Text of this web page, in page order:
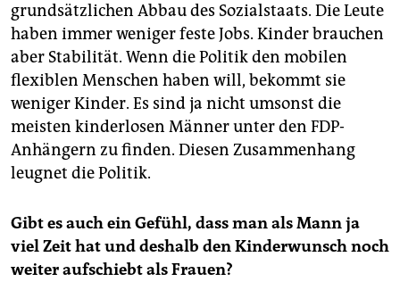
grundsätzlichen Abbau des Sozialstaats. Die Leute
haben immer weniger feste Jobs. Kinder brauchen
aber Stabilität. Wenn die Politik den mobilen
flexiblen Menschen haben will, bekommt sie
weniger Kinder. Es sind ja nicht umsonst die
meisten kinderlosen Männer unter den FDP-
Anhängern zu finden. Diesen Zusammenhang
leugnet die Politik.
Gibt es auch ein Gefühl, dass man als Mann ja
viel Zeit hat und deshalb den Kinderwunsch noch
weiter aufschiebt als Frauen?